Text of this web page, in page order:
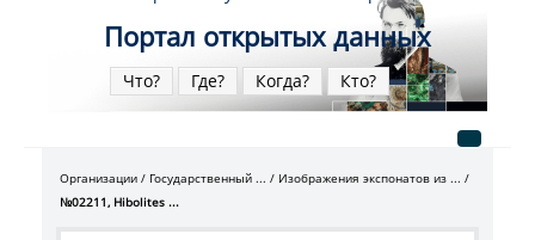
Портал открытых данных
Что? Где? Когда? Кто?
Организации Государственный ...
Изображения экспонатов из ...
№02211, Hibolites ...